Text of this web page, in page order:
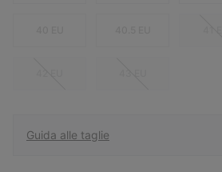
Guida alle taglie